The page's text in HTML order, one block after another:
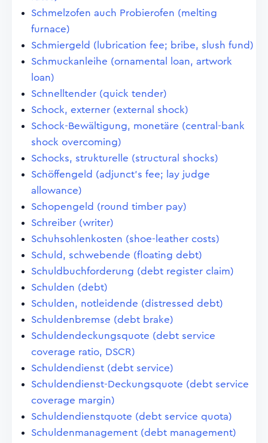
Schmelzofen auch Probierofen (melting
furnace)
Schmiergeld (lubrication fee; bribe, slush fund)
Schmuckanleihe (ornamental loan, artwork
loan)
Schnelltender (quick tender)
Schock, externer (external shock)
Schock-Bewältigung, monetäre (central-bank
shock overcoming)
Schocks, strukturelle (structural shocks)
Schöffengeld (adjunct's fee; lay judge
allowance)
Schopengeld (round timber pay)
Schreiber (writer)
Schuhsohlenkosten (shoe-leather costs)
Schuld, schwebende (floating debt)
Schuldbuchforderung (debt register claim)
Schulden (debt)
Schulden, notleidende (distressed debt)
Schuldenbremse (debt brake)
Schuldendeckungsquote (debt service
coverage ratio, DSCR)
Schuldendienst (debt service)
Schuldendienst-Deckungsquote (debt service
coverage margin)
Schuldendienstquote (debt service quota)
Schuldenmanagement (debt management)